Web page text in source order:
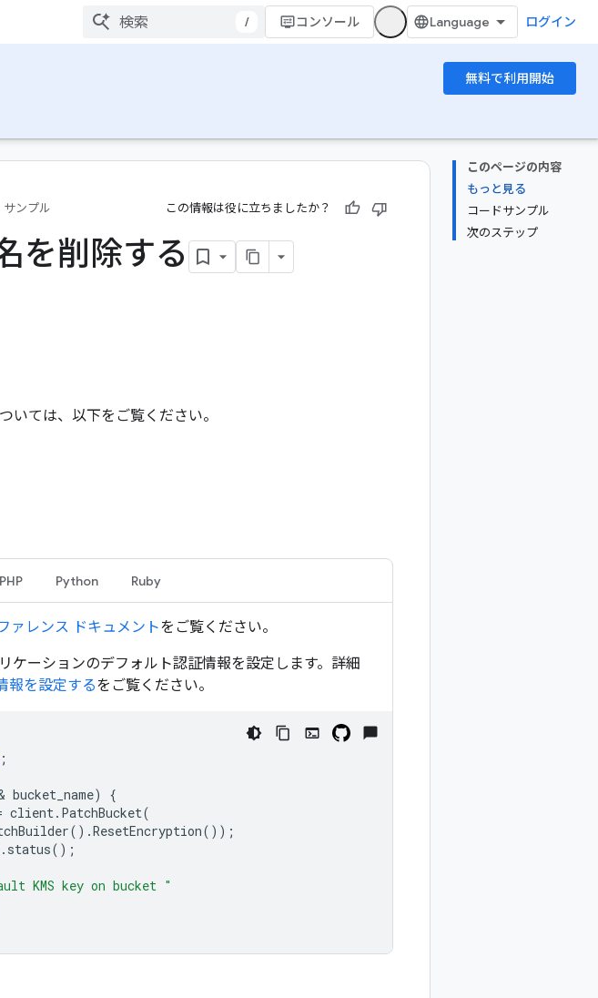
/ コンソール ログイン
無料で利用開始
このページの内容
もっと見る
コードサンプル
次のステップ
サンプル この情報は役に立ちましたか？
を削除する
いては、以下をご覧ください。
PHP Python Ruby
ァレンス ドキュメントをご覧ください。
ケーションのデフォルト認証情報を設定します。詳細
報を設定するをご覧ください。
;
bucket_name)
{
client. PatchBucket(
().ResetEncryption());
status();
KMS key on bucket "